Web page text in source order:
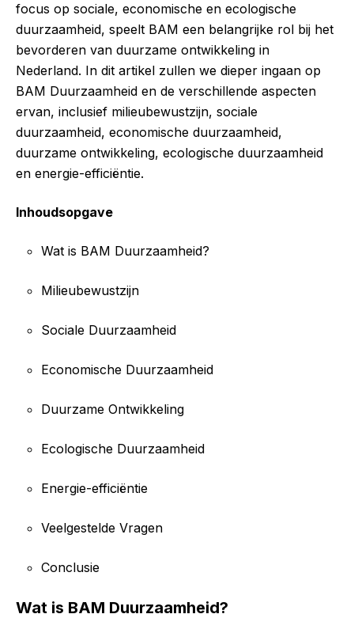
focus op sociale, economische en ecologische
duurzaamheid, speelt BAM een belangrijke rol bij het
bevorderen van duurzame ontwikkeling in
Nederland. In dit artikel zullen we dieper ingaan op
BAM Duurzaamheid en de verschillende aspecten
ervan, inclusief milieubewustzijn, sociale
duurzaamheid, economische duurzaamheid,
duurzame ontwikkeling, ecologische duurzaamheid
en energie-efficiëntie.
Inhoudsopgave
Wat is BAM Duurzaamheid?
Milieubewustzijn
Sociale Duurzaamheid
Economische Duurzaamheid
Duurzame Ontwikkeling
Ecologische Duurzaamheid
Energie-efficiëntie
Veelgestelde Vragen
Conclusie
Wat is BAM Duurzaamheid?